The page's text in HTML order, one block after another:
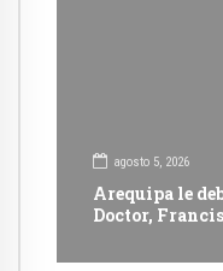
agosto 5, 2026
Arequipa le
Doctor,